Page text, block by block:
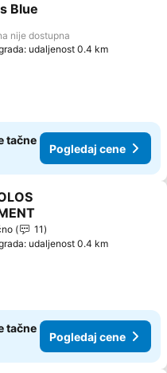
u favorite
Blue
nije dostupna
udaljenost 0.4 km
tačne
Pogledaj cene
u favorite
11
udaljenost 0.4 km
tačne
Pogledaj cene